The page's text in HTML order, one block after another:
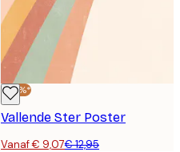
-30%*
Vallende Ster Poster
Vanaf € 9,07€ 12,95